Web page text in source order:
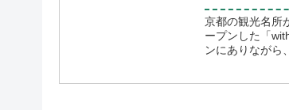
京都の観光名所
ープンした「
ンにありながら